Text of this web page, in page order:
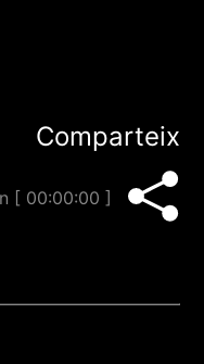
Comparteix
[ 00:00:00 ]